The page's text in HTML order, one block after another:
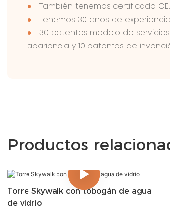
●
También tenemos certificado CE.
●
Tenemos 30 años de
●
30 patentes modelo de
apariencia y 10 patentes de
Productos
Torre Skywalk con tobogán de agua
de vidrio